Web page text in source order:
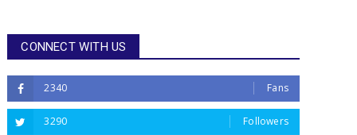
CONNECT WITH US
2340 Fans
3290 Followers